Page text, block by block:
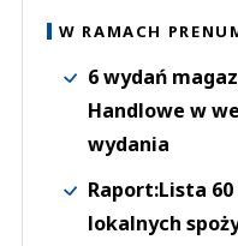
W RAMACH
6 wydań
Handlowe w
wydania
Raport:Lista
lokalnych